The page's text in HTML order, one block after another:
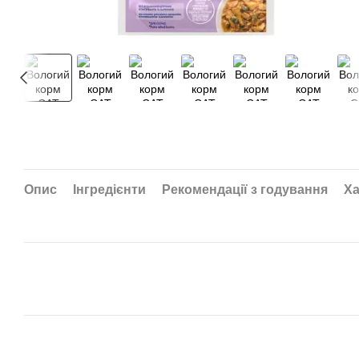
Опис Інгредієнти Рекомендації з годування